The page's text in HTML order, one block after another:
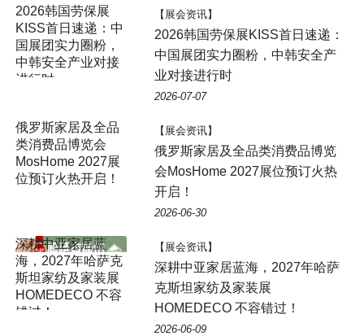
2026韩国劳保展
KISS首日速递：中
国展团实力圈粉，
中韩安全产业对接
进行时
【展会资讯】
2026韩国劳保展KISS首日速递：
中国展团实力圈粉，中韩安全产
业对接进行时
2026-07-07
俄罗斯家居及全品
类消费品博览会
MosHome 2027展
位预订火热开启！
【展会资讯】
俄罗斯家居及全品类消费品博览
会MosHome 2027展位预订火热
开启！
2026-06-30
【展会资讯】
深耕中亚家居蓝海，2027年哈萨
克斯坦家纺及家装展
HOMEDECO 不容错过！
2026-06-09